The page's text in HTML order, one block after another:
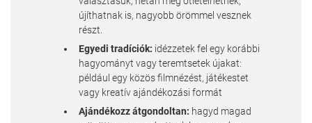
újíthatnak is, nagyobb örömmel vesznek
részt.
Egyedi tradíciók: idézzetek fel egy korábbi
hagyományt vagy teremtsetek újakat:
például egy közös filmnézést, játékestet
vagy kreatív ajándékozási formát
Ajándékozz átgondoltan: hagyd magad